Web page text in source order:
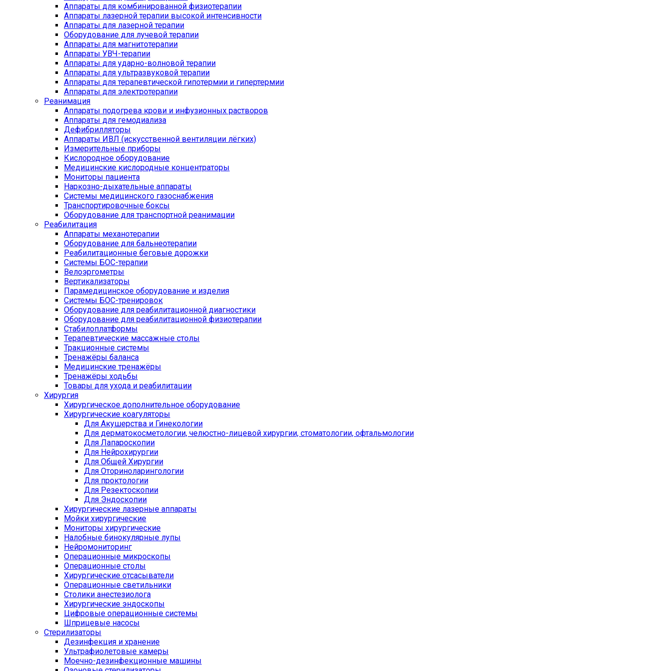
Аппараты для комбинированной физиотерапии
Аппараты лазерной терапии высокой интенсивности
Аппараты для лазерной терапии
Оборудование для лучевой терапии
Аппараты для магнитотерапии
Аппараты УВЧ-терапии
Аппараты для ударно-волновой терапии
Аппараты для ультразвуковой терапии
Аппараты для терапевтической гипотермии и гипертермии
Аппараты для электротерапии
Реанимация
Аппараты подогрева крови и инфузионных растворов
Аппараты для гемодиализа
Дефибрилляторы
Аппараты ИВЛ (искусственной вентиляции лёгких)
Измерительные приборы
Кислородное оборудование
Медицинские кислородные концентраторы
Мониторы пациента
Наркозно-дыхательные аппараты
Системы медицинского газоснабжения
Транспортировочные боксы
Оборудование для транспортной реанимации
Реабилитация
Аппараты механотерапии
Оборудование для бальнеотерапии
Реабилитационные беговые дорожки
Системы БОС-терапии
Велоэргометры
Вертикализаторы
Парамедицинское оборудование и изделия
Системы БОС-тренировок
Оборудование для реабилитационной диагностики
Оборудование для реабилитационной физиотерапии
Стабилоплатформы
Терапевтические массажные столы
Тракционные системы
Тренажёры баланса
Медицинские тренажёры
Тренажёры ходьбы
Товары для ухода и реабилитации
Хирургия
Хирургическое дополнительное оборудование
Хирургические коагуляторы
Для Акушерства и Гинекологии
Для дерматокосметологии, челюстно-лицевой хирургии, стоматологии, офтальмологии
Для Лапароскопии
Для Нейрохирургии
Для Общей Хирургии
Для Оториноларингологии
Для проктологии
Для Резектоскопии
Для Эндоскопии
Хирургические лазерные аппараты
Мойки хирургические
Мониторы хирургические
Налобные бинокулярные лупы
Нейромониторинг
Операционные микроскопы
Операционные столы
Хирургические отсасыватели
Операционные светильники
Столики анестезиолога
Хирургические эндоскопы
Цифровые операционные системы
Шприцевые насосы
Стерилизаторы
Дезинфекция и хранение
Ультрафиолетовые камеры
Моечно-дезинфекционные машины